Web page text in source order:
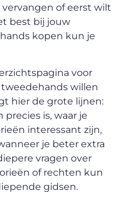
of eerst wilt
best bij jouw
kopen kun je
voor
willen
hier de grote lijnen:
is, waar je
interessant zijn,
je beter extra
vragen over
of rechten kun
gidsen.